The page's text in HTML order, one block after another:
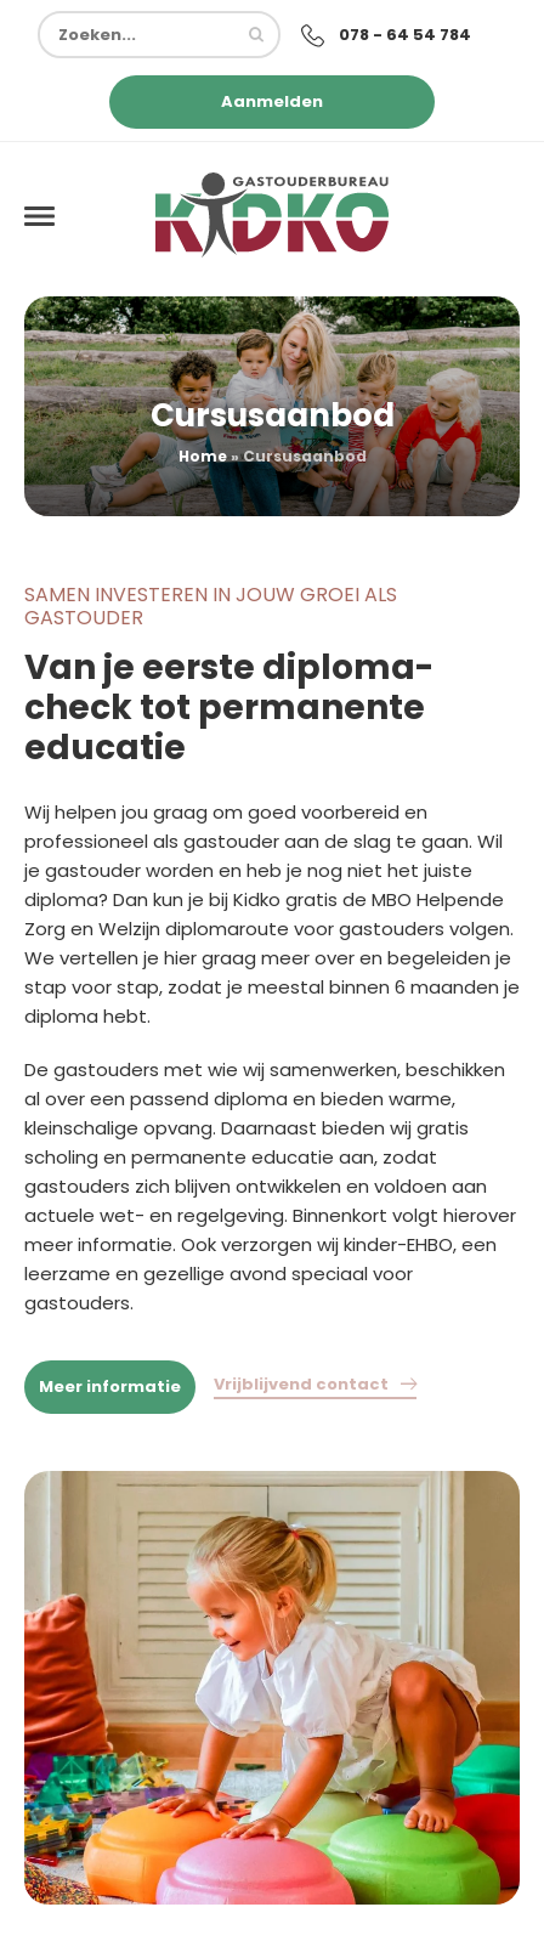
078 - 64 54 784
Aanmelden
Cursusaanbod
Home»Cursusaanbod
SAMEN INVESTEREN IN JOUW GROEI ALS
GASTOUDER
Van je eerste diploma-
check tot permanente
educatie
Wij helpen jou graag om goed voorbereid en
professioneel als gastouder aan de slag te gaan. Wil
je gastouder worden en heb je nog niet het juiste
diploma? Dan kun je bij Kidko gratis de MBO Helpende
Zorg en Welzijn diplomaroute voor gastouders volgen.
We vertellen je hier graag meer over en begeleiden je
stap voor stap, zodat je meestal binnen 6 maanden je
diploma hebt.
De gastouders met wie wij samenwerken, beschikken
al over een passend diploma en bieden warme,
kleinschalige opvang. Daarnaast bieden wij gratis
scholing en permanente educatie aan, zodat
gastouders zich blijven ontwikkelen en voldoen aan
actuele wet- en regelgeving. Binnenkort volgt hierover
meer informatie. Ook verzorgen wij kinder-EHBO, een
leerzame en gezellige avond speciaal voor
gastouders.
Meer informatie Vrijblijvend contact